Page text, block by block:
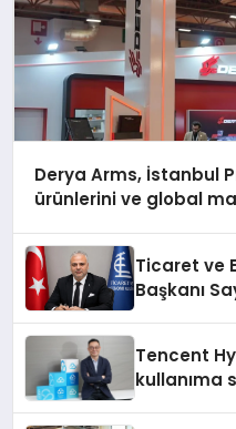
Derya Arms, İstanbul
ürünlerini ve global
Ticaret ve
Başkanı
Tencent
kullanıma